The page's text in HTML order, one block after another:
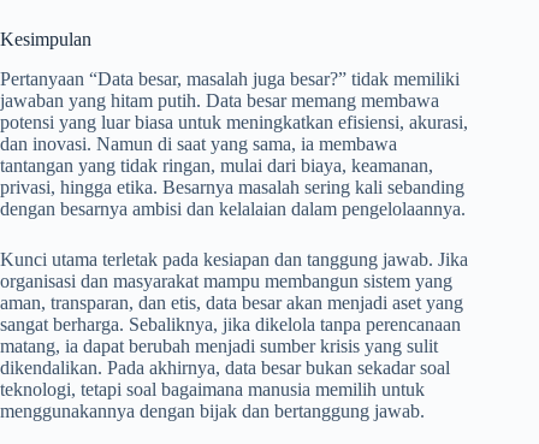
Kesimpulan
Pertanyaan “Data besar, masalah juga besar?” tidak memiliki
jawaban yang hitam putih. Data besar memang membawa
potensi yang luar biasa untuk meningkatkan efisiensi, akurasi,
dan inovasi. Namun di saat yang sama, ia membawa
tantangan yang tidak ringan, mulai dari biaya, keamanan,
privasi, hingga etika. Besarnya masalah sering kali sebanding
dengan besarnya ambisi dan kelalaian dalam pengelolaannya.
Kunci utama terletak pada kesiapan dan tanggung jawab. Jika
organisasi dan masyarakat mampu membangun sistem yang
aman, transparan, dan etis, data besar akan menjadi aset yang
sangat berharga. Sebaliknya, jika dikelola tanpa perencanaan
matang, ia dapat berubah menjadi sumber krisis yang sulit
dikendalikan. Pada akhirnya, data besar bukan sekadar soal
teknologi, tetapi soal bagaimana manusia memilih untuk
menggunakannya dengan bijak dan bertanggung jawab.